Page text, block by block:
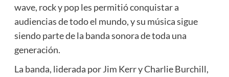
wave, rock y pop les permitió conquistar a
audiencias de todo el mundo, y su música sigue
siendo parte de la banda sonora de toda una
generación.
La banda, liderada por Jim Kerr y Charlie Burchill,